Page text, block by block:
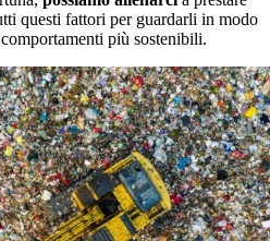
questi fattori per guardarli in modo
più sostenibili.